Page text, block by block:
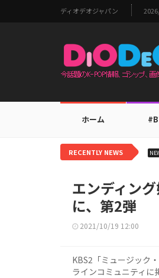
ディオデオジャパン
ホーム
RECENTLY NEWS
エンディン
に、第2弾
2021/10/19 12:00
KBS2「ミュージック
ラインコミュニティに